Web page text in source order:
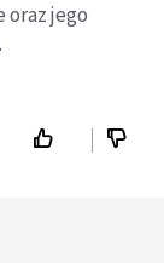
oraz jego